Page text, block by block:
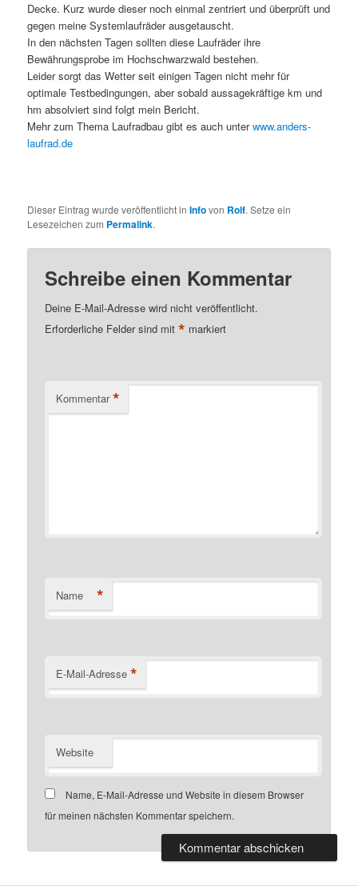
Decke. Kurz wurde dieser noch einmal zentriert und überprüft und
gegen meine Systemlaufräder ausgetauscht.
In den nächsten Tagen sollten diese Laufräder ihre
Bewährungsprobe im Hochschwarzwald bestehen.
Leider sorgt das Wetter seit einigen Tagen nicht mehr für
optimale Testbedingungen, aber sobald aussagekräftige km und
hm absolviert sind folgt mein Bericht.
Mehr zum Thema Laufradbau gibt es auch unterwww.anders-
laufrad.de
Dieser Eintrag wurde veröffentlicht inInfovon Rolf. Setze ein
Lesezeichen zum Permalink.
Schreibe einen Kommentar
Deine E-Mail-Adresse wird nicht veröffentlicht.
Erforderliche Felder sind mit* markiert
Kommentar *
Name *
E-Mail-Adresse *
Website
Name, E-Mail-Adresse und Website in diesem Browser
für meinen nächsten Kommentar speichern.